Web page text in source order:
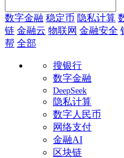
数字金融 稳定币 隐私计算
链 金融云 物联网 金融安全
帮 全部
搜银行
数字金融
DeepSeek
隐私计算
数字人民币
网络支付
金融AI
区块链